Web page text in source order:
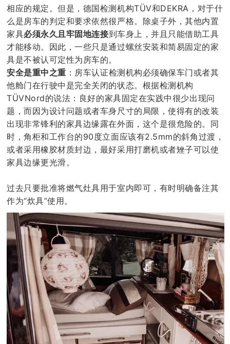
相应的规定。但是，德国检测机构TÜV和DEKRA，对于什
么是房车的判定和要求依然很严格。除桌子外，其他内置
家具必须永久且牢固地连接到车身上，并且只能借助工具
才能移动。因此，一些只是通过螺丝安装和简易固定的家
具是不被认可定性为房车的。
安全是重中之重 ：房车认证检测机构必须确保车门或者其
他舱门在行驶中是完全关闭的状态。根据检测机构
TÜVNord的说法：良好的家具固定在实践中很少出现问
题，而因为设计问题或者车身尺寸的局限，使得有的改装
出现非常锋利的家具边缘露在外面，这个是很危险的。同
时，角柜和工作台的90度立面应该有2.5mm的斜角过渡，
或者采用橡胶材质封边，最好采用打磨机或者矬子可以使
家具边缘更光滑。
过去只要批准将燃气灶具用于室内即可，有时明确备注其
作为“炊具”使用。